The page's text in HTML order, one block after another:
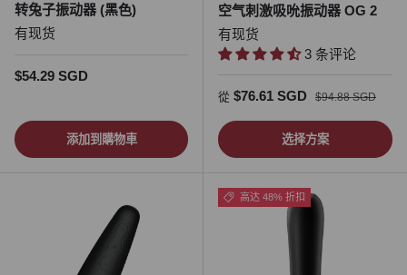
转兔子振动器 (黑色)
有现货
正常价格
$54.29 SGD
添加到購物車
空气刺激吸吮振动器 OG 2
有现货
3 条评论
促销价
從 $76.61 SGD 正常价格
$94.88 SGD
选择方案
高达 48% 折扣